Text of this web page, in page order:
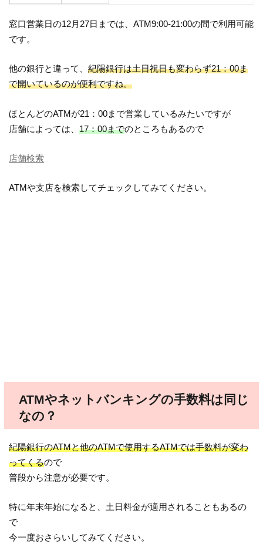
窓口営業日の12月27日までは、ATM9:00-21:00の間で利用可能
です。
他の銀行と違って、紀陽銀行は土日祝日も変わらず21：00ま
で開いているのが便利ですね。
ほとんどのATMが21：00まで営業しているみたいですが
店舗によっては、17：00までのところもあるので
店舗検索
ATMや支店を検索してチェックしてみてください。
ATMやネットバンキングの手数料は同じ
なの？
紀陽銀行のATMと他のATMで使用するATMでは手数料が変わ
ってくるので
普段から注意が必要です。
特に年末年始になると、土日料金が適用されることもあるの
で
今一度おさらいしてみてください。